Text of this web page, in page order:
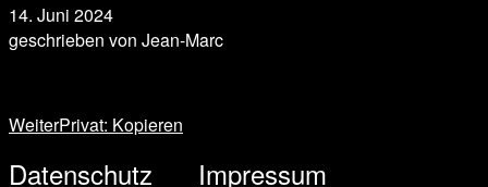
14. Juni 2024
geschrieben von Jean-Marc
WeiterPrivat: Kopieren
Datenschutz
Impressum